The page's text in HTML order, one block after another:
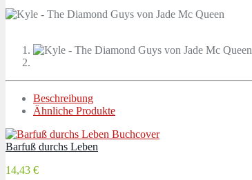
Beschreibung
Ähnliche Produkte
Barfuß durchs Leben
14,43 €